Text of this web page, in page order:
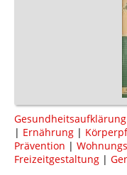
Gesundheitsaufklärung
| Ernährung |
Prävention |
Freizeitgestaltung |